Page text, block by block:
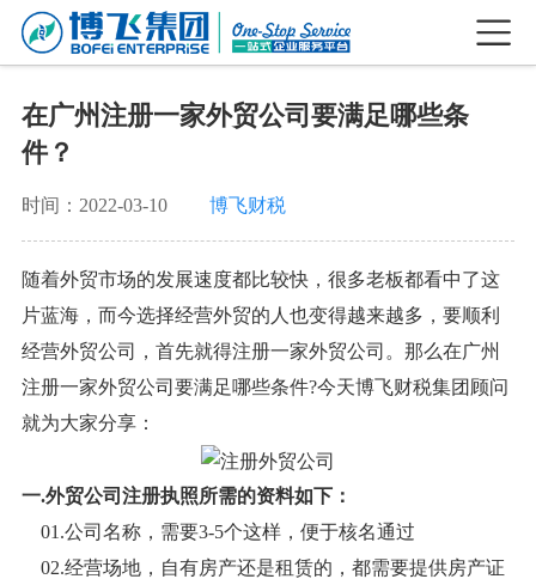
在广州注册一家外贸公司要满足哪些条
件？
时间：2022-03-10 博飞财税
随着外贸市场的发展速度都比较快，很多老板都看中了这
片蓝海，而今选择经营外贸的人也变得越来越多，要顺利
经营外贸公司，首先就得注册一家外贸公司。 那么在广州
注册一家外贸公司要满足哪些条件?今天博飞财税集团顾问
就为大家分享：
一.外贸公司注册执照所需的资料如下：
01.公司名称，需要3-5个这样，便于核名通过
02.经营场地，自有房产还是租赁的，都需要提供房产证